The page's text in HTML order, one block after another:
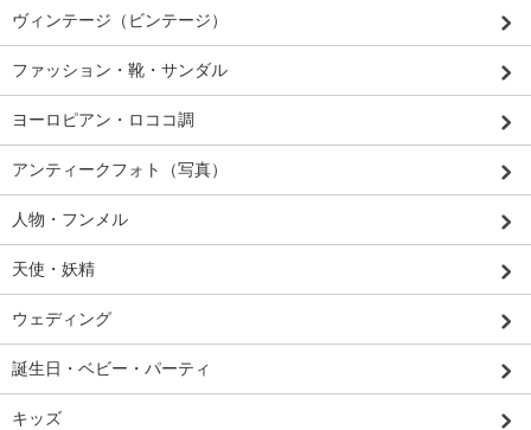
ヴィンテージ（ビンテージ）
ファッション・靴・サンダル
ヨーロピアン・ロココ調
アンティークフォト（写真）
人物・フンメル
天使・妖精
ウェディング
誕生日・ベビー・パーティ
キッズ